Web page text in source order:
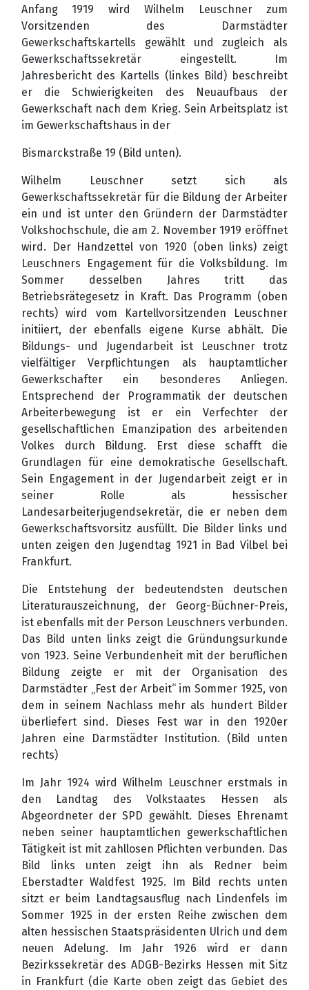
Anfang 1919 wird Wilhelm Leuschner zum
Vorsitzenden des Darmstädter
Gewerkschaftskartells gewählt und zugleich als
Gewerkschaftssekretär eingestellt. Im
Jahresbericht des Kartells (linkes Bild) beschreibt
er die Schwierigkeiten des Neuaufbaus der
Gewerkschaft nach dem Krieg. Sein Arbeitsplatz ist
im Gewerkschaftshaus in der
Bismarckstraße 19 (Bild unten).
Wilhelm Leuschner setzt sich als
Gewerkschaftssekretär für die Bildung der Arbeiter
ein und ist unter den Gründern der Darmstädter
Volkshochschule, die am 2. November 1919 eröffnet
wird. Der Handzettel von 1920 (oben links) zeigt
Leuschners Engagement für die Volksbildung. Im
Sommer desselben Jahres tritt das
Betriebsrätegesetz in Kraft. Das Programm (oben
rechts) wird vom Kartellvorsitzenden Leuschner
initiiert, der ebenfalls eigene Kurse abhält. Die
Bildungs- und Jugendarbeit ist Leuschner trotz
vielfältiger Verpflichtungen als hauptamtlicher
Gewerkschafter ein besonderes Anliegen.
Entsprechend der Programmatik der deutschen
Arbeiterbewegung ist er ein Verfechter der
gesellschaftlichen Emanzipation des arbeitenden
Volkes durch Bildung. Erst diese schafft die
Grundlagen für eine demokratische Gesellschaft.
Sein Engagement in der Jugendarbeit zeigt er in
seiner Rolle als hessischer
Landesarbeiterjugendsekretär, die er neben dem
Gewerkschaftsvorsitz ausfüllt. Die Bilder links und
unten zeigen den Jugendtag 1921 in Bad Vilbel bei
Frankfurt.
Die Entstehung der bedeutendsten deutschen
Literaturauszeichnung, der Georg-Büchner-Preis,
ist ebenfalls mit der Person Leuschners verbunden.
Das Bild unten links zeigt die Gründungsurkunde
von 1923. Seine Verbundenheit mit der beruflichen
Bildung zeigte er mit der Organisation des
Darmstädter „Fest der Arbeit“ im Sommer 1925, von
dem in seinem Nachlass mehr als hundert Bilder
überliefert sind. Dieses Fest war in den 1920er
Jahren eine Darmstädter Institution. (Bild unten
rechts)
Im Jahr 1924 wird Wilhelm Leuschner erstmals in
den Landtag des Volkstaates Hessen als
Abgeordneter der SPD gewählt. Dieses Ehrenamt
neben seiner hauptamtlichen gewerkschaftlichen
Tätigkeit ist mit zahllosen Pflichten verbunden. Das
Bild links unten zeigt ihn als Redner beim
Eberstadter Waldfest 1925. Im Bild rechts unten
sitzt er beim Landtagsausflug nach Lindenfels im
Sommer 1925 in der ersten Reihe zwischen dem
alten hessischen Staatspräsidenten Ulrich und dem
neuen Adelung. Im Jahr 1926 wird er dann
Bezirkssekretär des ADGB-Bezirks Hessen mit Sitz
in Frankfurt (die Karte oben zeigt das Gebiet des